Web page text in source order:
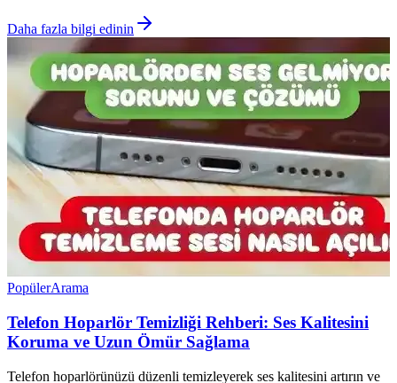
Daha fazla bilgi edinin
PopülerArama
Telefon Hoparlör Temizliği Rehberi: Ses Kalitesini
Koruma ve Uzun Ömür Sağlama
Telefon hoparlörünüzü düzenli temizleyerek ses kalitesini artırın ve